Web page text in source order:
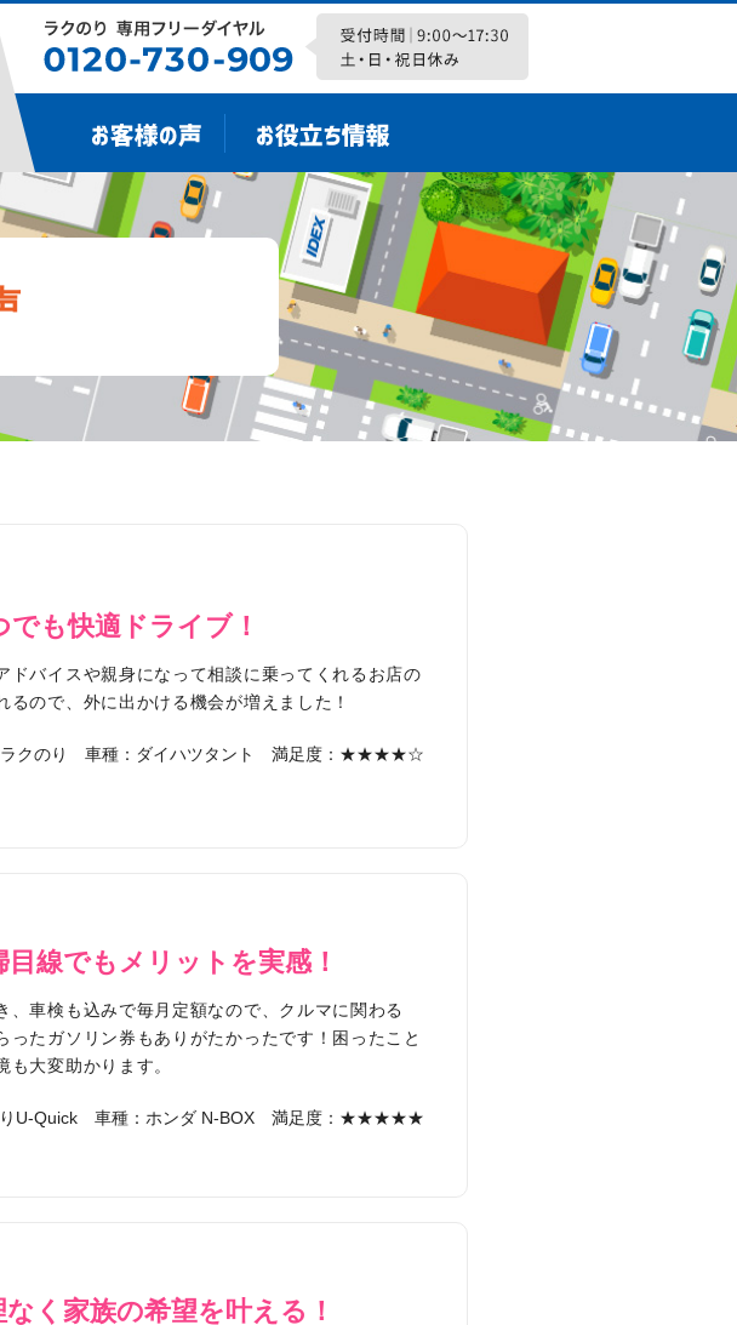
も快適ドライブ！
バイスや親身になって相談に乗ってくれるお店の
ので、外に出かける機会が増えました！
ラクのり 車種：ダイハツタント 満足度：★★★★☆
線でもメリットを実感！
車検も込みで毎月定額なので、クルマに関わる
たガソリン券もありがたかったです！困ったこと
大変助かります。
U-Quick 車種：ホンダ N-BOX 満足度：★★★★★
く家族の希望を叶える！